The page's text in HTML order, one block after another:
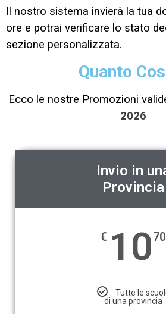
Il nostro sistema invierà la tua
ore e potrai verificare lo stato
sezione personalizzata.
Quanto
Ecco le nostre Promozioni
2026
Invio in
Provincia
€ 1070
Tutte le
di una provincia